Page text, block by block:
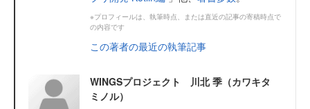
※プロフィールは、執筆時点、または直近の記事の寄稿時点で
の内容です
この著者の最近の執筆記事
WINGSプロジェクト 川北 季（カワキタ
ミノル）